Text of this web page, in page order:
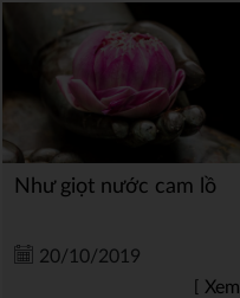
Như giọt nước cam lồ
20/10/2019